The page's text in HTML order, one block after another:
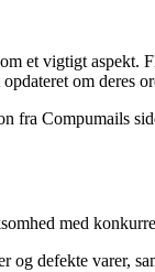
et vigtigt aspekt.
om deres
fra Compumails
med
og defekte varer,